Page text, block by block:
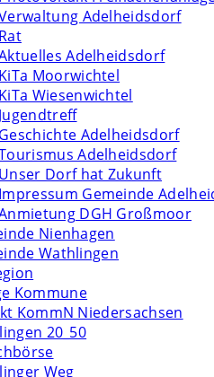
Adelheidsdorf
Rat
Adelheidsdorf
KiTa Moorwichtel
KiTa Wiesenwichtel
Jugendtreff
Geschichte Adelheidsdorf
Adelheidsdorf
Unser Dorf hat Zukunft
Impressum Gemeinde
DGH Großmoor
Nienhagen
Wathlingen
Kommune
KommN Niedersachsen
20_50
Weg